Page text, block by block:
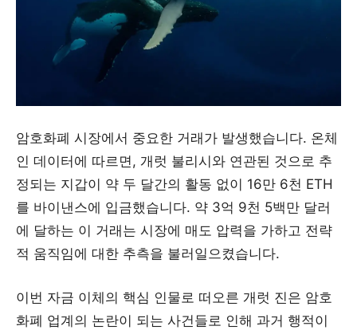
암호화폐 시장에서 중요한 거래가 발생했습니다. 온체
인 데이터에 따르면, 개럿 불리시와 연관된 것으로 추
정되는 지갑이 약 두 달간의 활동 없이 16만 6천 ETH
를 바이낸스에 입금했습니다. 약 3억 9천 5백만 달러
에 달하는 이 거래는 시장에 매도 압력을 가하고 전략
적 움직임에 대한 추측을 불러일으켰습니다.
이번 자금 이체의 핵심 인물로 떠오른 개럿 진은 암호
화폐 업계의 논란이 되는 사건들로 인해 과거 행적이